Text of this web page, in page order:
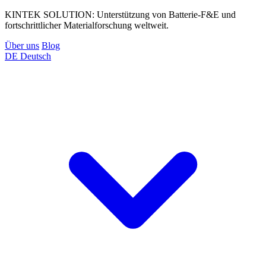
KINTEK SOLUTION: Unterstützung von Batterie-F&E und
fortschrittlicher Materialforschung weltweit.
Über uns Blog
DE Deutsch